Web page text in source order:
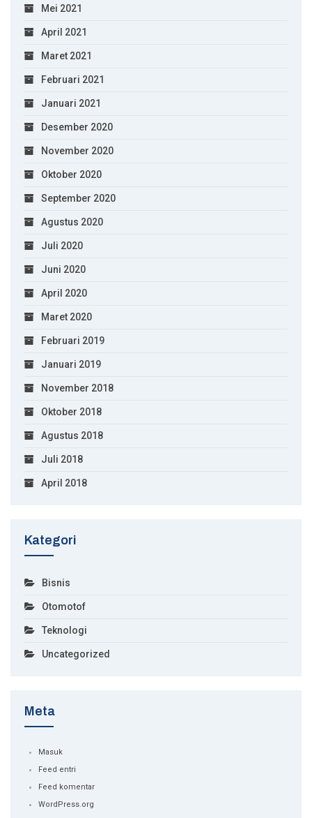
Mei 2021
April 2021
Maret 2021
Februari 2021
Januari 2021
Desember 2020
November 2020
Oktober 2020
September 2020
Agustus 2020
Juli 2020
Juni 2020
April 2020
Maret 2020
Februari 2019
Januari 2019
November 2018
Oktober 2018
Agustus 2018
Juli 2018
April 2018
Kategori
Bisnis
Otomotof
Teknologi
Uncategorized
Meta
Masuk
Feed entri
Feed komentar
WordPress.org